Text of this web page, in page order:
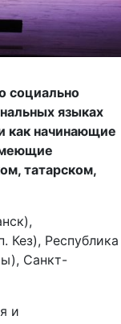
социально
языках
как начинающие
татарском,
Кез), Республика
Санкт-
и